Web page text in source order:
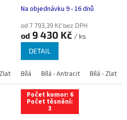
dub Bílá - Tmavý dub Bílá -
Na objednávku 9 - 16 dnů
od 7 793,39 Kč bez DPH
od 9 430 Kč / ks
DETAIL
Bílá Bílá - Antracit Bílá - Zlatý
Počet komor: 6
Počet těsnění:
3